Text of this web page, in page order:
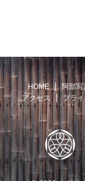
HOME 阿部写
アクセス
プラ